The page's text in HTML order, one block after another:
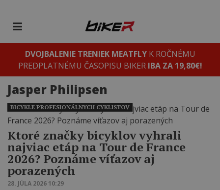
DVOJBALENIE TRENIEK MEATFLYK ROČNÉMU
PREDPLATNÉMU ČASOPISU BIKER IBA ZA 19,80€!
Jasper Philipsen
Ktoré značky bicyklov vyhrali
najviac etáp na Tour de France
2026? Poznáme víťazov aj
porazených
28. JÚLA 2026 10:29
BICYKLE PROFESIONÁLNYCH CYKLISTOV